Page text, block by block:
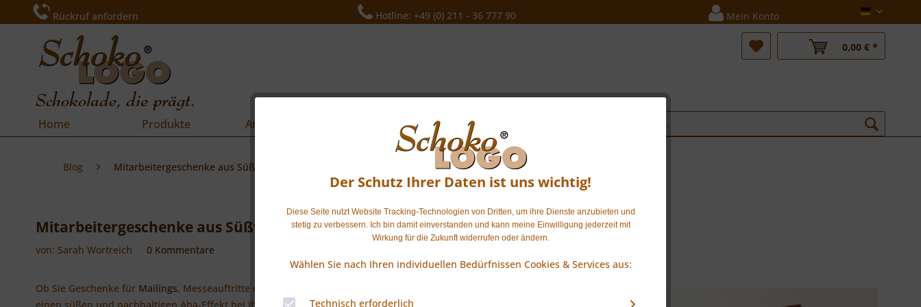
Rückruf anfordern Hotline: +49 (0) 211 - 36 777 90 Mein Konto Deutsch
Schokolade, die prägt.
0,00 € *
Home Produkte Anlässe Kontakt
Der Schutz Ihrer Daten ist uns wichtig!
Diese Seite nutzt Website Tracking-Technologien von Dritten, um ihre Dienste anzubieten und
stetig zu verbessern. Ich bin damit einverstanden und kann meine Einwilligung jederzeit mit
Wirkung für die Zukunft widerrufen oder ändern.
Wählen Sie nach Ihren individuellen Bedürfnissen Cookies & Services aus:
Technisch erforderlich
Blog Mitarbeitergeschenke aus Süßwaren
Mitarbeitergeschenke aus Süßwaren
von: Sarah Wortreich 0 Kommentare
Ob Sie Geschenke für Mailings, Messeauftritte oder